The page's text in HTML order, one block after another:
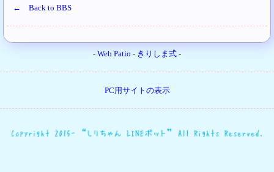
← Back to BBS
- Web Patio - きりしま式 -
PC用サイトの表示